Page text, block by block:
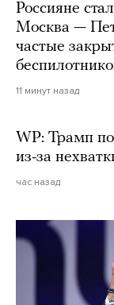
Россияне
Москва —
частые
11 минут назад
WP: Трамп
из-за
час назад